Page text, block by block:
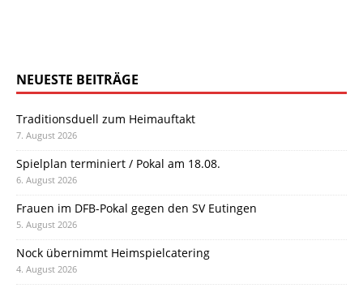
NEUESTE BEITRÄGE
Traditionsduell zum Heimauftakt
7. August 2026
Spielplan terminiert / Pokal am 18.08.
6. August 2026
Frauen im DFB-Pokal gegen den SV Eutingen
5. August 2026
Nock übernimmt Heimspielcatering
4. August 2026